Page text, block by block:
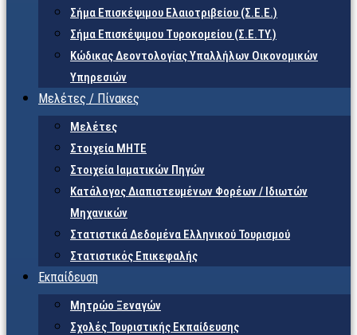
Σήμα Επισκέψιμου Ελαιοτριβείου (Σ.Ε.Ε.)
Σήμα Επισκέψιμου Τυροκομείου (Σ.Ε.TY.)
Κώδικας Δεοντολογίας Υπαλλήλων Οικονομικών
Υπηρεσιών
Μελέτες / Πίνακες
Μελέτες
Στοιχεία ΜΗΤΕ
Στοιχεία Ιαματικών Πηγών
Κατάλογος Διαπιστευμένων Φορέων / Ιδιωτών
Μηχανικών
Στατιστικά Δεδομένα Ελληνικού Τουρισμού
Στατιστικός Επικεφαλής
Εκπαίδευση
Μητρώο Ξεναγών
Σχολές Τουριστικής Εκπαίδευσης